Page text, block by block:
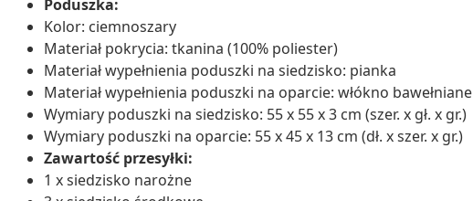
Poduszka:
Kolor: ciemnoszary
Materiał pokrycia: tkanina (100% poliester)
Materiał wypełnienia poduszki na siedzisko: pianka
Materiał wypełnienia poduszki na oparcie: włókno bawełniane
Wymiary poduszki na siedzisko: 55 x 55 x 3 cm (szer. x gł. x gr.)
Wymiary poduszki na oparcie: 55 x 45 x 13 cm (dł. x szer. x gr.)
Zawartość przesyłki:
1 x siedzisko narożne